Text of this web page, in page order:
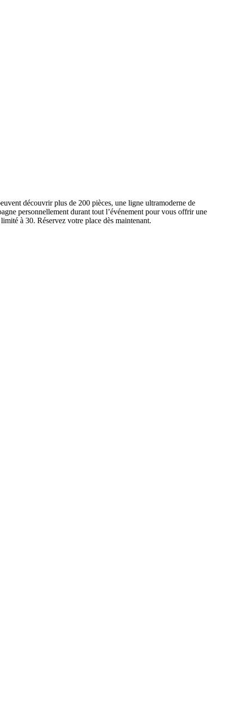
découvrir plus de 200 pièces, une ligne ultramoderne de
personnellement durant tout l’événement pour vous offrir une
à 30. Réservez votre place dès maintenant.